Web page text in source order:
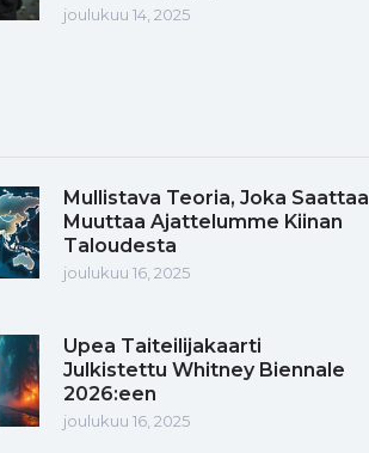
joulukuu 14, 2025
Mullistava Teoria, Joka Saattaa
Muuttaa Ajattelumme Kiinan
Taloudesta
joulukuu 16, 2025
Upea Taiteilijakaarti
Julkistettu Whitney Biennale
2026:een
joulukuu 16, 2025